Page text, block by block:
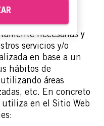
necesarias y
servicios y/o
en base a un
hábitos de
áreas
etc. En concreto
utiliza en el Sitio Web